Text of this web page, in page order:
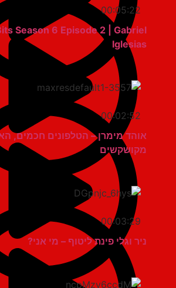
00:05:22
Bits Season 6 Episode 2 | Gabriel
Iglesias
00:02:52
אוהד מימרן – הטלפונים חכמים, האנשים
מקושקשים
00:03:29
ניר וגלי פינת ליטוף – מי אני?